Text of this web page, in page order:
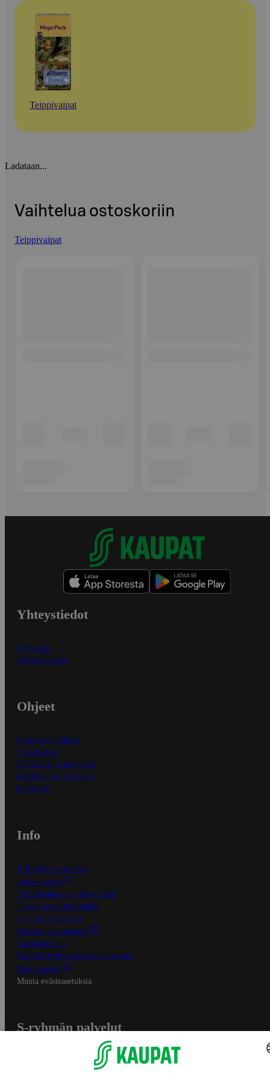
Teippivaipat
Ladataan...
Vaihtelua ostoskoriin
Teippivaipat
Yhteystiedot
Myymälät
Asiakaspalvelu
Ohjeet
Ensitilaajan ohjeet
Näin maksat
Näin tilaat ja muokkaat
Kaikki ohjeet ja vinkit
In English
Info
S-Business yrityksille
Oiva-raportit
Osuuskauppojen yhteystiedot
Tilaus- ja toimitusehdot
Tietosuojakäytäntö
Palvelun käyttöehdot
Saavutettavuus
Mobiilisovelluksen saavutettavuus
Mainostajalle
Muuta evästeasetuksia
S-ryhmän palvelut